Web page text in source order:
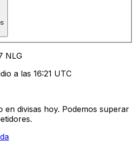
NLG
a las 16:21 UTC
en divisas hoy. Podemos superar